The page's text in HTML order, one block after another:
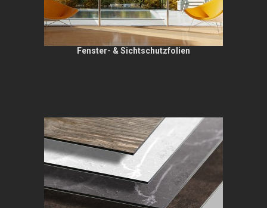
Fenster- & Sichtschutzfolien